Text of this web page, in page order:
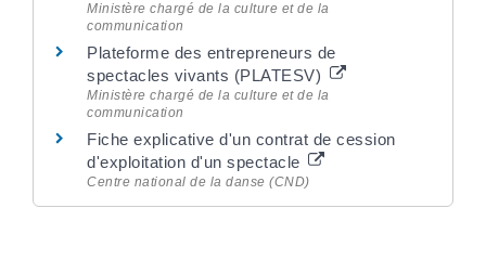
Ministère chargé de la culture et de la
communication
Plateforme des entrepreneurs de
spectacles vivants (PLATESV)
Ministère chargé de la culture et de la
communication
Fiche explicative d'un contrat de cession
d'exploitation d'un spectacle
Centre national de la danse (CND)